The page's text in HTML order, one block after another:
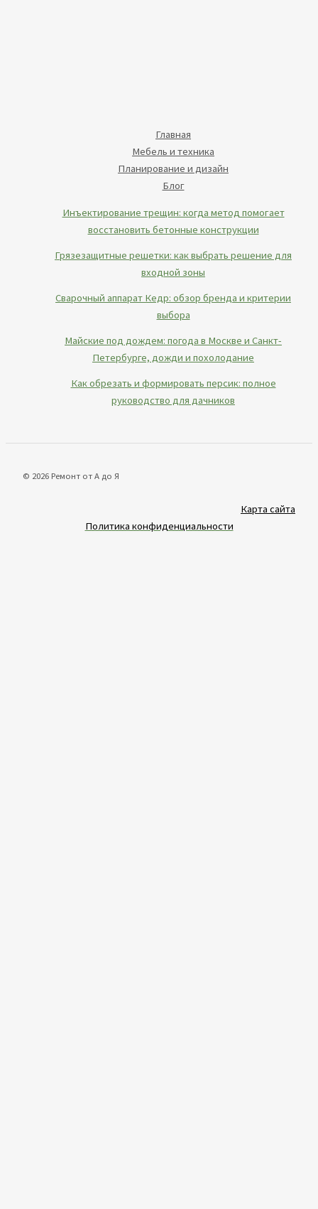
Главная
Мебель и техника
Планирование и дизайн
Блог
Инъектирование трещин: когда метод помогает
восстановить бетонные конструкции
Грязезащитные решетки: как выбрать решение для
входной зоны
Сварочный аппарат Кедр: обзор бренда и критерии
выбора
Майские под дождем: погода в Москве и Санкт-
Петербурге, дожди и похолодание
Как обрезать и формировать персик: полное
руководство для дачников
© 2026 Ремонт от А до Я
Карта сайта
Политика конфиденциальности